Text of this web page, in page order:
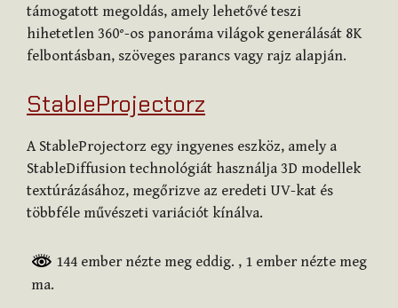
támogatott megoldás, amely lehetővé teszi
hihetetlen 360°-os panoráma világok generálását 8K
felbontásban, szöveges parancs vagy rajz alapján.
StableProjectorz
A StableProjectorz egy ingyenes eszköz, amely a
StableDiffusion technológiát használja 3D modellek
textúrázásához, megőrizve az eredeti UV-kat és
többféle művészeti variációt kínálva.
144 ember nézte meg eddig. , 1 ember nézte meg
ma.